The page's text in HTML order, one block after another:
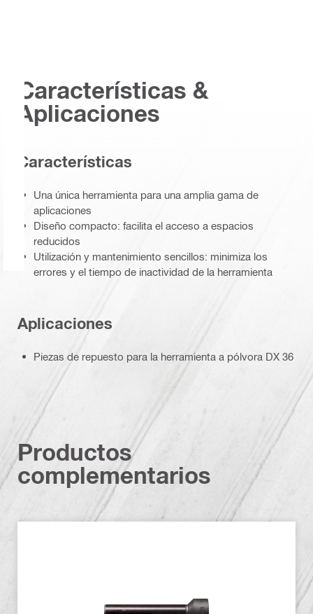
Características &
Aplicaciones
Características
Una única herramienta para una amplia gama de
aplicaciones
Diseño compacto: facilita el acceso a espacios
reducidos
Utilización y mantenimiento sencillos: minimiza los
errores y el tiempo de inactividad de la herramienta
Aplicaciones
Piezas de repuesto para la herramienta a pólvora DX 36
Productos
complementarios